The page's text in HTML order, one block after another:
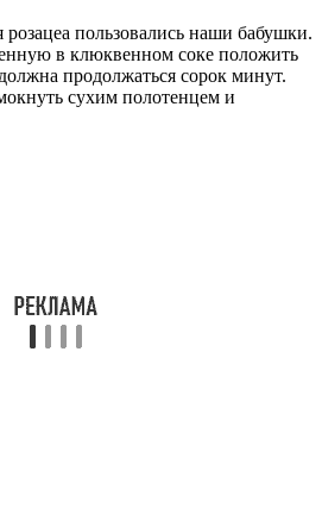
пользовались наши бабушки.
в клюквенном соке положить
продолжаться сорок минут.
сухим полотенцем и